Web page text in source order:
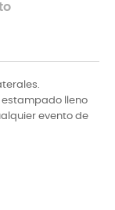
lleno
evento de